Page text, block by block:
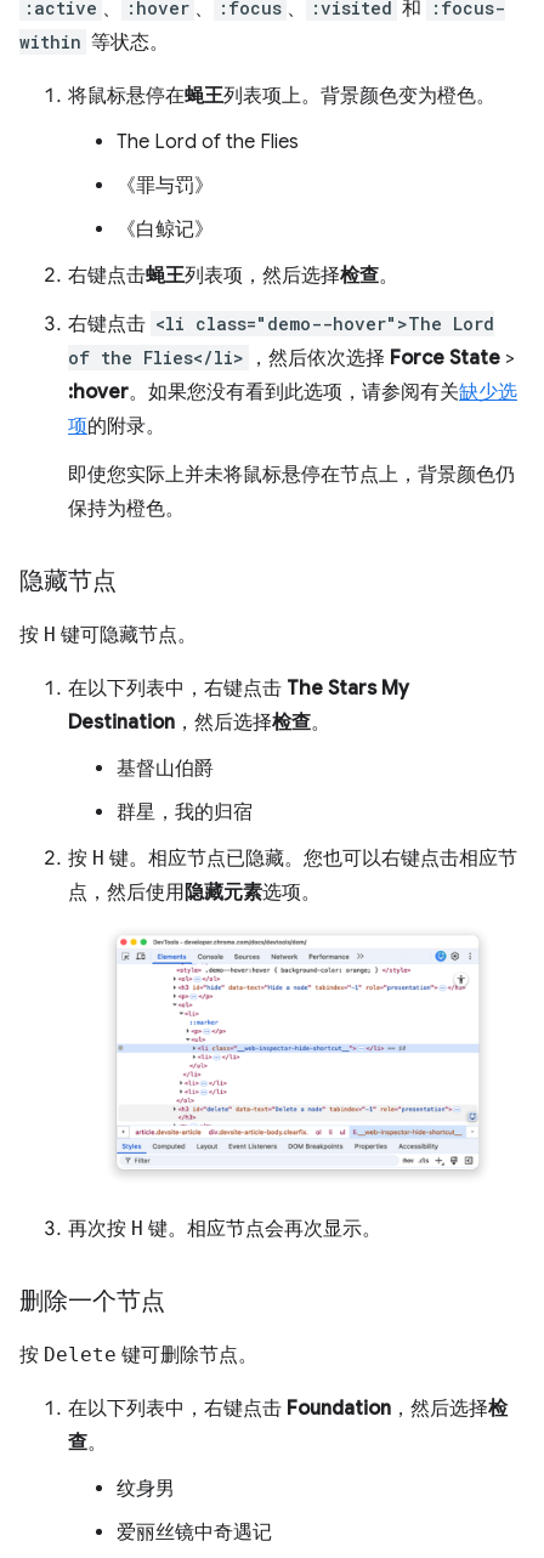
:active 、 :hover 、 :focus 、 :visited 和
:focus-
within 等状态。
将鼠标悬停在蝇王列表项上。背景颜色变为橙色。
The Lord of the Flies
《罪与罚》
《白鲸记》
右键点击蝇王列表项，然后选择检查。
右键点击 <li class="demo--hover">The Lord
of the Flies</li>
，然后依次选择 Force State >
:hover。如果您没有看到此选项，请参阅有关缺少选
项的附录。
即使您实际上并未将鼠标悬停在节点上，背景颜色仍
保持为橙色。
隐藏节点
按 H 键可隐藏节点。
在以下列表中，右键点击 The Stars My
Destination ，然后选择检查。
基督山伯爵
群星，我的归宿
按 H 键。相应节点已隐藏。您也可以右键点击相应节
点，然后使用隐藏元素选项。
再次按 H 键。相应节点会再次显示。
删除一个节点
按 Delete 键可删除节点。
在以下列表中，右键点击 Foundation ，然后选择检
查。
纹身男
爱丽丝镜中奇遇记